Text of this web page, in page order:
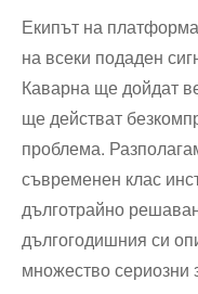
Екипът на
на всеки подаден
Каварна ще дойдат
ще действат
проблема.
съвременен клас
дълготрайно
дългогодишния си
множество